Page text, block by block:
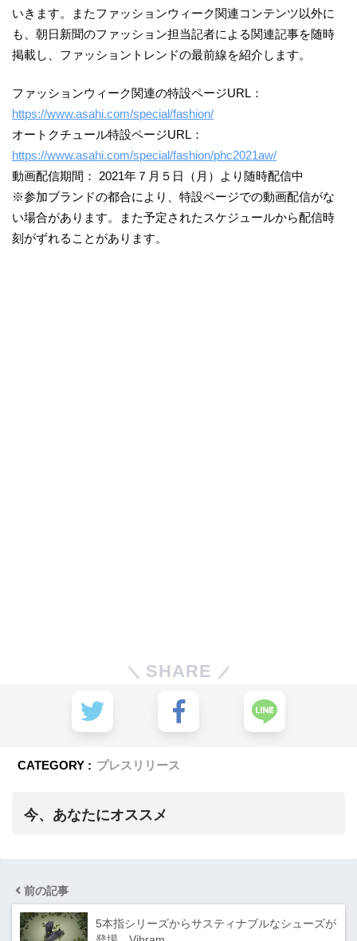
いきます。またファッションウィーク関連コンテンツ以外に
も、朝日新聞のファッション担当記者による関連記事を随時
掲載し、ファッショントレンドの最前線を紹介します。
ファッションウィーク関連の特設ページURL：
https://www.asahi.com/special/fashion/
オートクチュール特設ページURL：
https://www.asahi.com/special/fashion/phc2021aw/
動画配信期間： 2021年７月５日（月）より随時配信中
※参加ブランドの都合により、特設ページでの動画配信がな
い場合があります。また予定されたスケジュールから配信時
刻がずれることがあります。
SHARE
CATEGORY : プレスリリース
今、あなたにオススメ
前の記事
5本指シリーズからサスティナブルなシューズが